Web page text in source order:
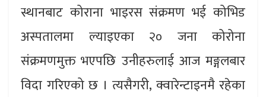
स्थानबाट कोराना भाइरस संक्रमण भई कोभिड
अस्पतालमा ल्याइएका २० जना कोरोना
संक्रमणमुक्त भएपछि उनीहरुलाई आज मङ्गलबार
विदा गरिएको छ । त्यसैगरी, क्वारेन्टाइनमै रहेका